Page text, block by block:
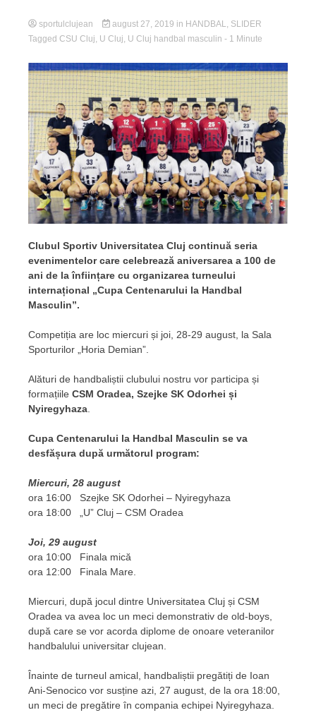
sportulclujean august 27, 2019 in HANDBAL
SLIDER
Tagged CSU Cluj U Cluj U Cluj handbal masculin - 1 Minute
Clubul Sportiv Universitatea Cluj continuă seria
evenimentelor care celebrează aniversarea a 100 de
ani de la înființare cu organizarea turneului
internațional „Cupa Centenarului la Handbal
Masculin”.
Competiția are loc miercuri și joi, 28-29 august, la Sala
Sporturilor „Horia Demian”.
Alături de handbaliștii clubului nostru vor participa și
formațiile CSM Oradea, Szejke SK Odorhei și
Nyiregyhaza
Cupa Centenarului la Handbal Masculin se va
desfășura după următorul program:
Miercuri, 28 august
ora 16:00 Szejke SK Odorhei – Nyiregyhaza
ora 18:00 „U” Cluj – CSM Oradea
Joi, 29 august
ora 10:00 Finala mică
ora 12:00 Finala Mare.
Miercuri, după jocul dintre Universitatea Cluj și CSM
Oradea va avea loc un meci demonstrativ de old-boys,
după care se vor acorda diplome de onoare veteranilor
handbalului universitar clujean.
Înainte de turneul amical, handbaliștii pregătiți de Ioan
Ani-Senocico vor susține azi, 27 august, de la ora 18:00,
un meci de pregătire în compania echipei Nyiregyhaza.